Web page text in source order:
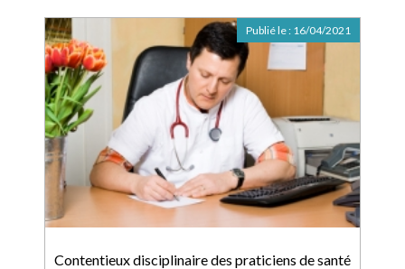
Contentieux disciplinaire des praticiens de santé
Publié le : 16/04/2021